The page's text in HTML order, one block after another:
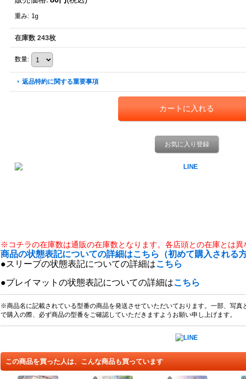
重み: 1g
在庫数 243枚
数量:
返品特約に関する重要事項
お気に入り登録
※コチラの在庫数は通販の在庫数となります。各店頭との在庫とは異
商品の状態表記についての詳細はこちら（初めて購入される
●スリーブの状態表記についての詳細はこちら
●プレイマットの状態表記についての詳細はこちら
※商品名に記載されている型番の商品を発送させていただいております。一部、写
で購入の際、必ず商品の型番をご確認していただきますようお願い申し上げます。
この商品を買った人は、こんな商品も買っています